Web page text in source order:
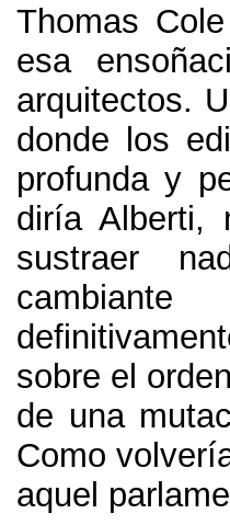
Thomas
esa
arquitectos.
donde los
profunda y
diría Alberti,
sustraer
sobre el
de una
Como
aquel